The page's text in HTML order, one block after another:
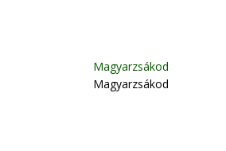
Magyarzsákod
Magyarzsákod